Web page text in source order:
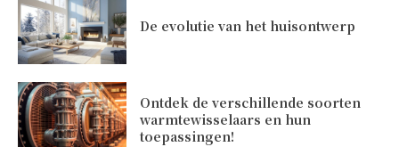
De evolutie van het huisontwerp
Ontdek de verschillende soorten
warmtewisselaars en hun
toepassingen!